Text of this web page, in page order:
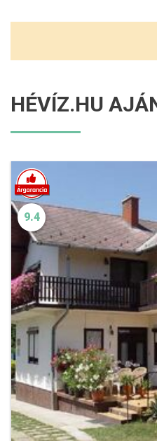
HÉVÍZ.HU
9.4